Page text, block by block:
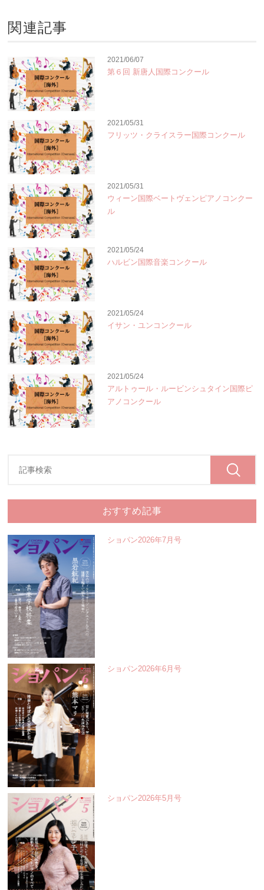
関連記事
2021/06/07
第６回 新唐人国際コンクール
2021/05/31
フリッツ・クライスラー国際コンクール
2021/05/31
ウィーン国際ベートヴェンピアノコンクー
ル
2021/05/24
ハルビン国際音楽コンクール
2021/05/24
イサン・ユンコンクール
2021/05/24
アルトゥール・ルービンシュタイン国際ピ
アノコンクール
おすすめ記事
ショパン2026年7月号
ショパン2026年6月号
ショパン2026年5月号